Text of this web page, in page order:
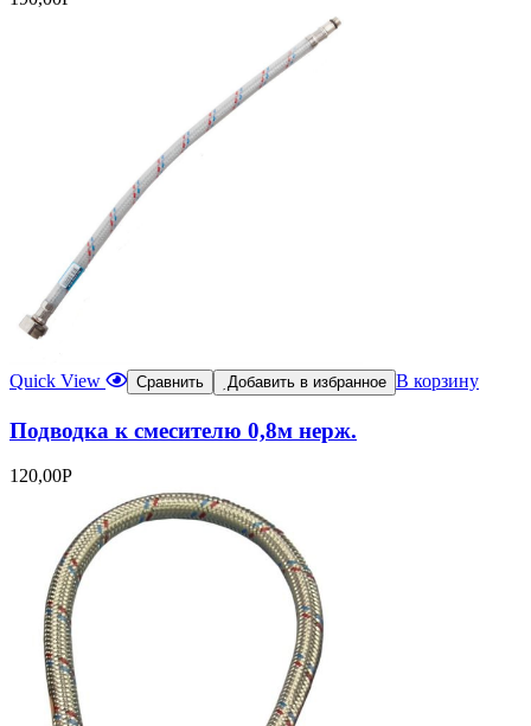
Quick View Сравнить Добавить в избранное В корзину
Подводка к смесителю 0,8м нерж.
120,00Р